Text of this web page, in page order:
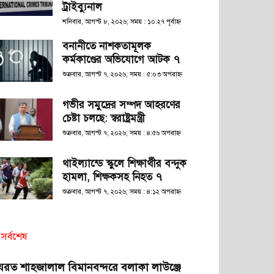
ট্রাইব্যুনাল
শনিবার, আগস্ট ৮, ২০২৬; সময় : ১০:২৭ পূর্বাহ্ণ
বনানীতে নাশকতামূলক
কর্মকাণ্ডের অভিযোগে আটক ৭
শুক্রবার, আগস্ট ৭, ২০২৬; সময় : ৫:০৩ অপরাহ্ণ
গভীর সমুদ্রের সম্পদ আহরণের
চেষ্টা চলছে: স্বরাষ্ট্রমন্ত্রী
শুক্রবার, আগস্ট ৭, ২০২৬; সময় : ৪:৫৬ অপরাহ্ণ
থাইল্যান্ডে স্কুলে শিক্ষার্থীর বন্দুক
হামলা, শিক্ষকসহ নিহত ৭
শুক্রবার, আগস্ট ৭, ২০২৬; সময় : ৪:১২ অপরাহ্ণ
সর্বশেষ
শাহজালাল বিমানবন্দরে বলাকা লাউঞ্জে